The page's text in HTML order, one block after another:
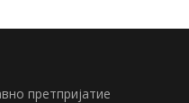
претпријатие